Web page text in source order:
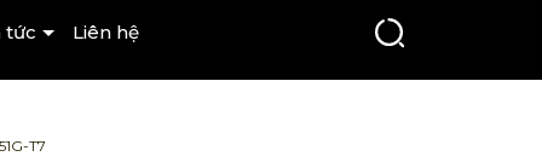
tức Liên hệ
T7